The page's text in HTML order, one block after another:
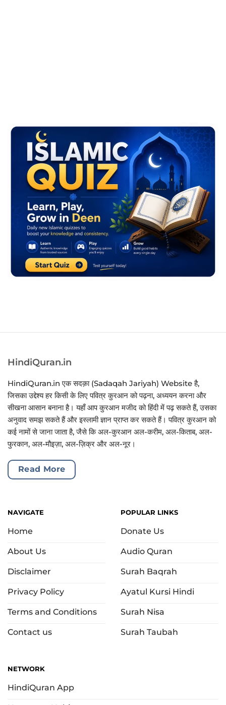
HindiQuran.in
HindiQuran.in एक सदक़ा (Sadaqah Jariyah) Website है,
जिसका उद्देश्य हर किसी के लिए पवित्र कुरआन को पढ़ना, अध्ययन करना और
सीखना आसान बनाना है। यहाँ आप कुरआन मजीद को हिंदी में पढ़ सकते हैं, उसका
अनुवाद समझ सकते हैं और इस्लामी ज्ञान प्राप्त कर सकते हैं। पवित्र कुरआन को
कई नामों से जाना जाता है, जैसे कि अल-कुरआन अल-करीम, अल-किताब, अल-
फुरकान, अल-मौइज़ा, अल-ज़िक्र और अल-नूर।
Read More
NAVIGATE
Home
About Us
Disclaimer
Privacy Policy
Terms and Conditions
Contact us
POPULAR LINKS
Donate Us
Audio Quran
Surah Baqrah
Ayatul Kursi Hindi
Surah Nisa
Surah Taubah
NETWORK
HindiQuran App